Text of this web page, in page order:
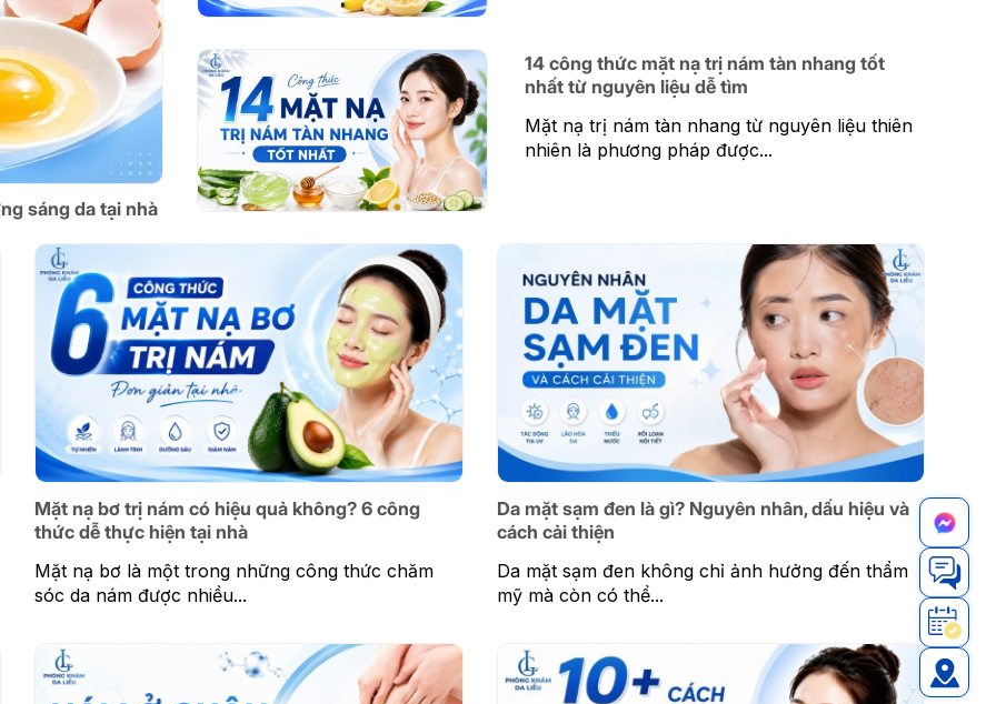
sáng da tại nhà
14 công thức mặt nạ trị nám tàn nhang tốt
nhất từ nguyên liệu dễ tìm
Mặt nạ trị nám tàn nhang từ nguyên liệu thiên
nhiên là phương pháp được...
Mặt nạ bơ trị nám có hiệu quả không? 6 công
thức dễ thực hiện tại nhà
Mặt nạ bơ là một trong những công thức chăm
sóc da nám được nhiều...
Da mặt sạm đen là gì? Nguyên nhân, dấu hiệu và
cách cải thiện
Da mặt sạm đen không chỉ ảnh hưởng đến thẩm
mỹ mà còn có thể...